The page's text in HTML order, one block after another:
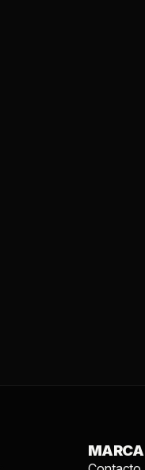
MARCA